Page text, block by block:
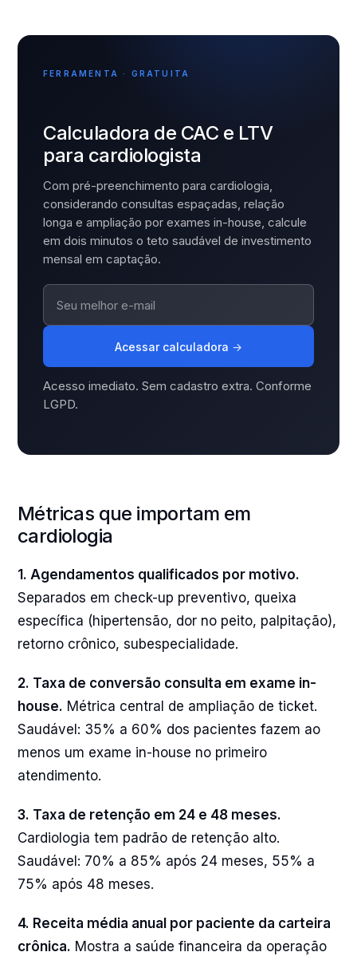
FERRAMENTA · GRATUITA
Calculadora de CAC e LTV
para cardiologista
Com pré-preenchimento para cardiologia,
considerando consultas espaçadas, relação
longa e ampliação por exames in-house, calcule
em dois minutos o teto saudável de investimento
mensal em captação.
Acessar calculadora →
Acesso imediato. Sem cadastro extra. Conforme
LGPD.
Métricas que importam em
cardiologia
1. Agendamentos qualificados por motivo.
Separados em check-up preventivo, queixa
específica (hipertensão, dor no peito, palpitação),
retorno crônico, subespecialidade.
2. Taxa de conversão consulta em exame in-
house. Métrica central de ampliação de ticket.
Saudável: 35% a 60% dos pacientes fazem ao
menos um exame in-house no primeiro
atendimento.
3. Taxa de retenção em 24 e 48 meses.
Cardiologia tem padrão de retenção alto.
Saudável: 70% a 85% após 24 meses, 55% a
75% após 48 meses.
4. Receita média anual por paciente da carteira
crônica. Mostra a saúde financeira da operação